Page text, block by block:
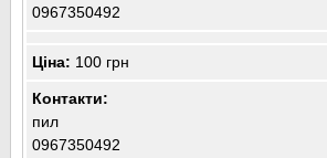
0967350492
Ціна: 100 грн
Контакти:
пил
0967350492